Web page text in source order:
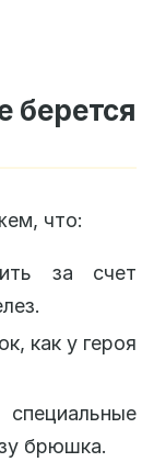
берется
что:
за счет
как у героя
брюшка.